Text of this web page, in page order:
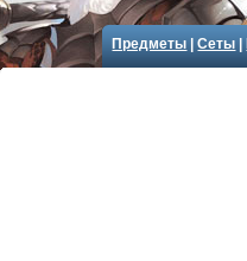
Предметы |Сеты